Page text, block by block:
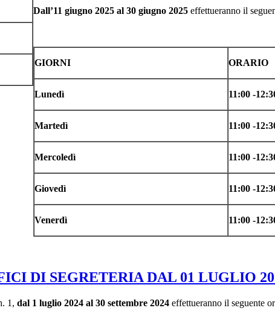
Dall’11 giugno 2025 al 30 giugno 2025 effettueranno il
GIORNI ORARIO
Lunedì 11:00 -
Martedì 11:00 -
Mercoledì 11:00 -
Giovedì 11:00 -
Venerdì 11:00 -
DI SEGRETERIA DAL 01 LUGLIO
1, dal 1 luglio 2024 al 30 settembre 2024 effettueranno il seguente